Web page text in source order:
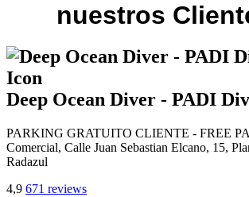
nuestros
Deep Ocean Diver - PADI
PARKING GRATUITO CLIENTE - FREE
Comercial, Calle Juan Sebastian Elcano, 15,
Radazul
4,9 671 reviews